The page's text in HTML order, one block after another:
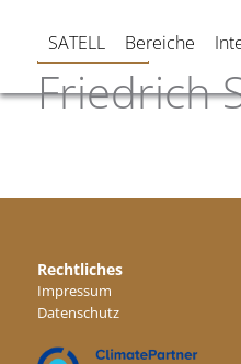
SATELL Bereiche
Friedrich
Rechtliches
Impressum
Datenschutz